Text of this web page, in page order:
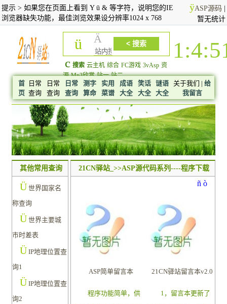
提示 > 如果您在页面上看到 Y ū & 等字符，说明您的IE
浏览器缺失功能，最佳浏览效果设分辨率1024 x 768
ÿASP源码
暂无统计
ü Ä
c 搜索 云主机 综合 FC游戏 3vAsp 资
源 Mp3欣赏 站一 站二
首
页
日常
查询
日常
查询
日常
查询
测字
算命
实用
菜谱
成语
大全
笑话
大全
谜语
大全
关于我们 | 给
我留言
其他常用查询
Ü 世界国家名
称查询
Ü 世界主要城
市时差表
Ü IP地理位置查
询1
Ü IP地理位置查
询2
21CN驿站_>>ASP源代码系列----程序下载
ñ ò
ASP简单留言本
程序功能简单，供
21CN驿站留言本v2.0
1，留言本更新了